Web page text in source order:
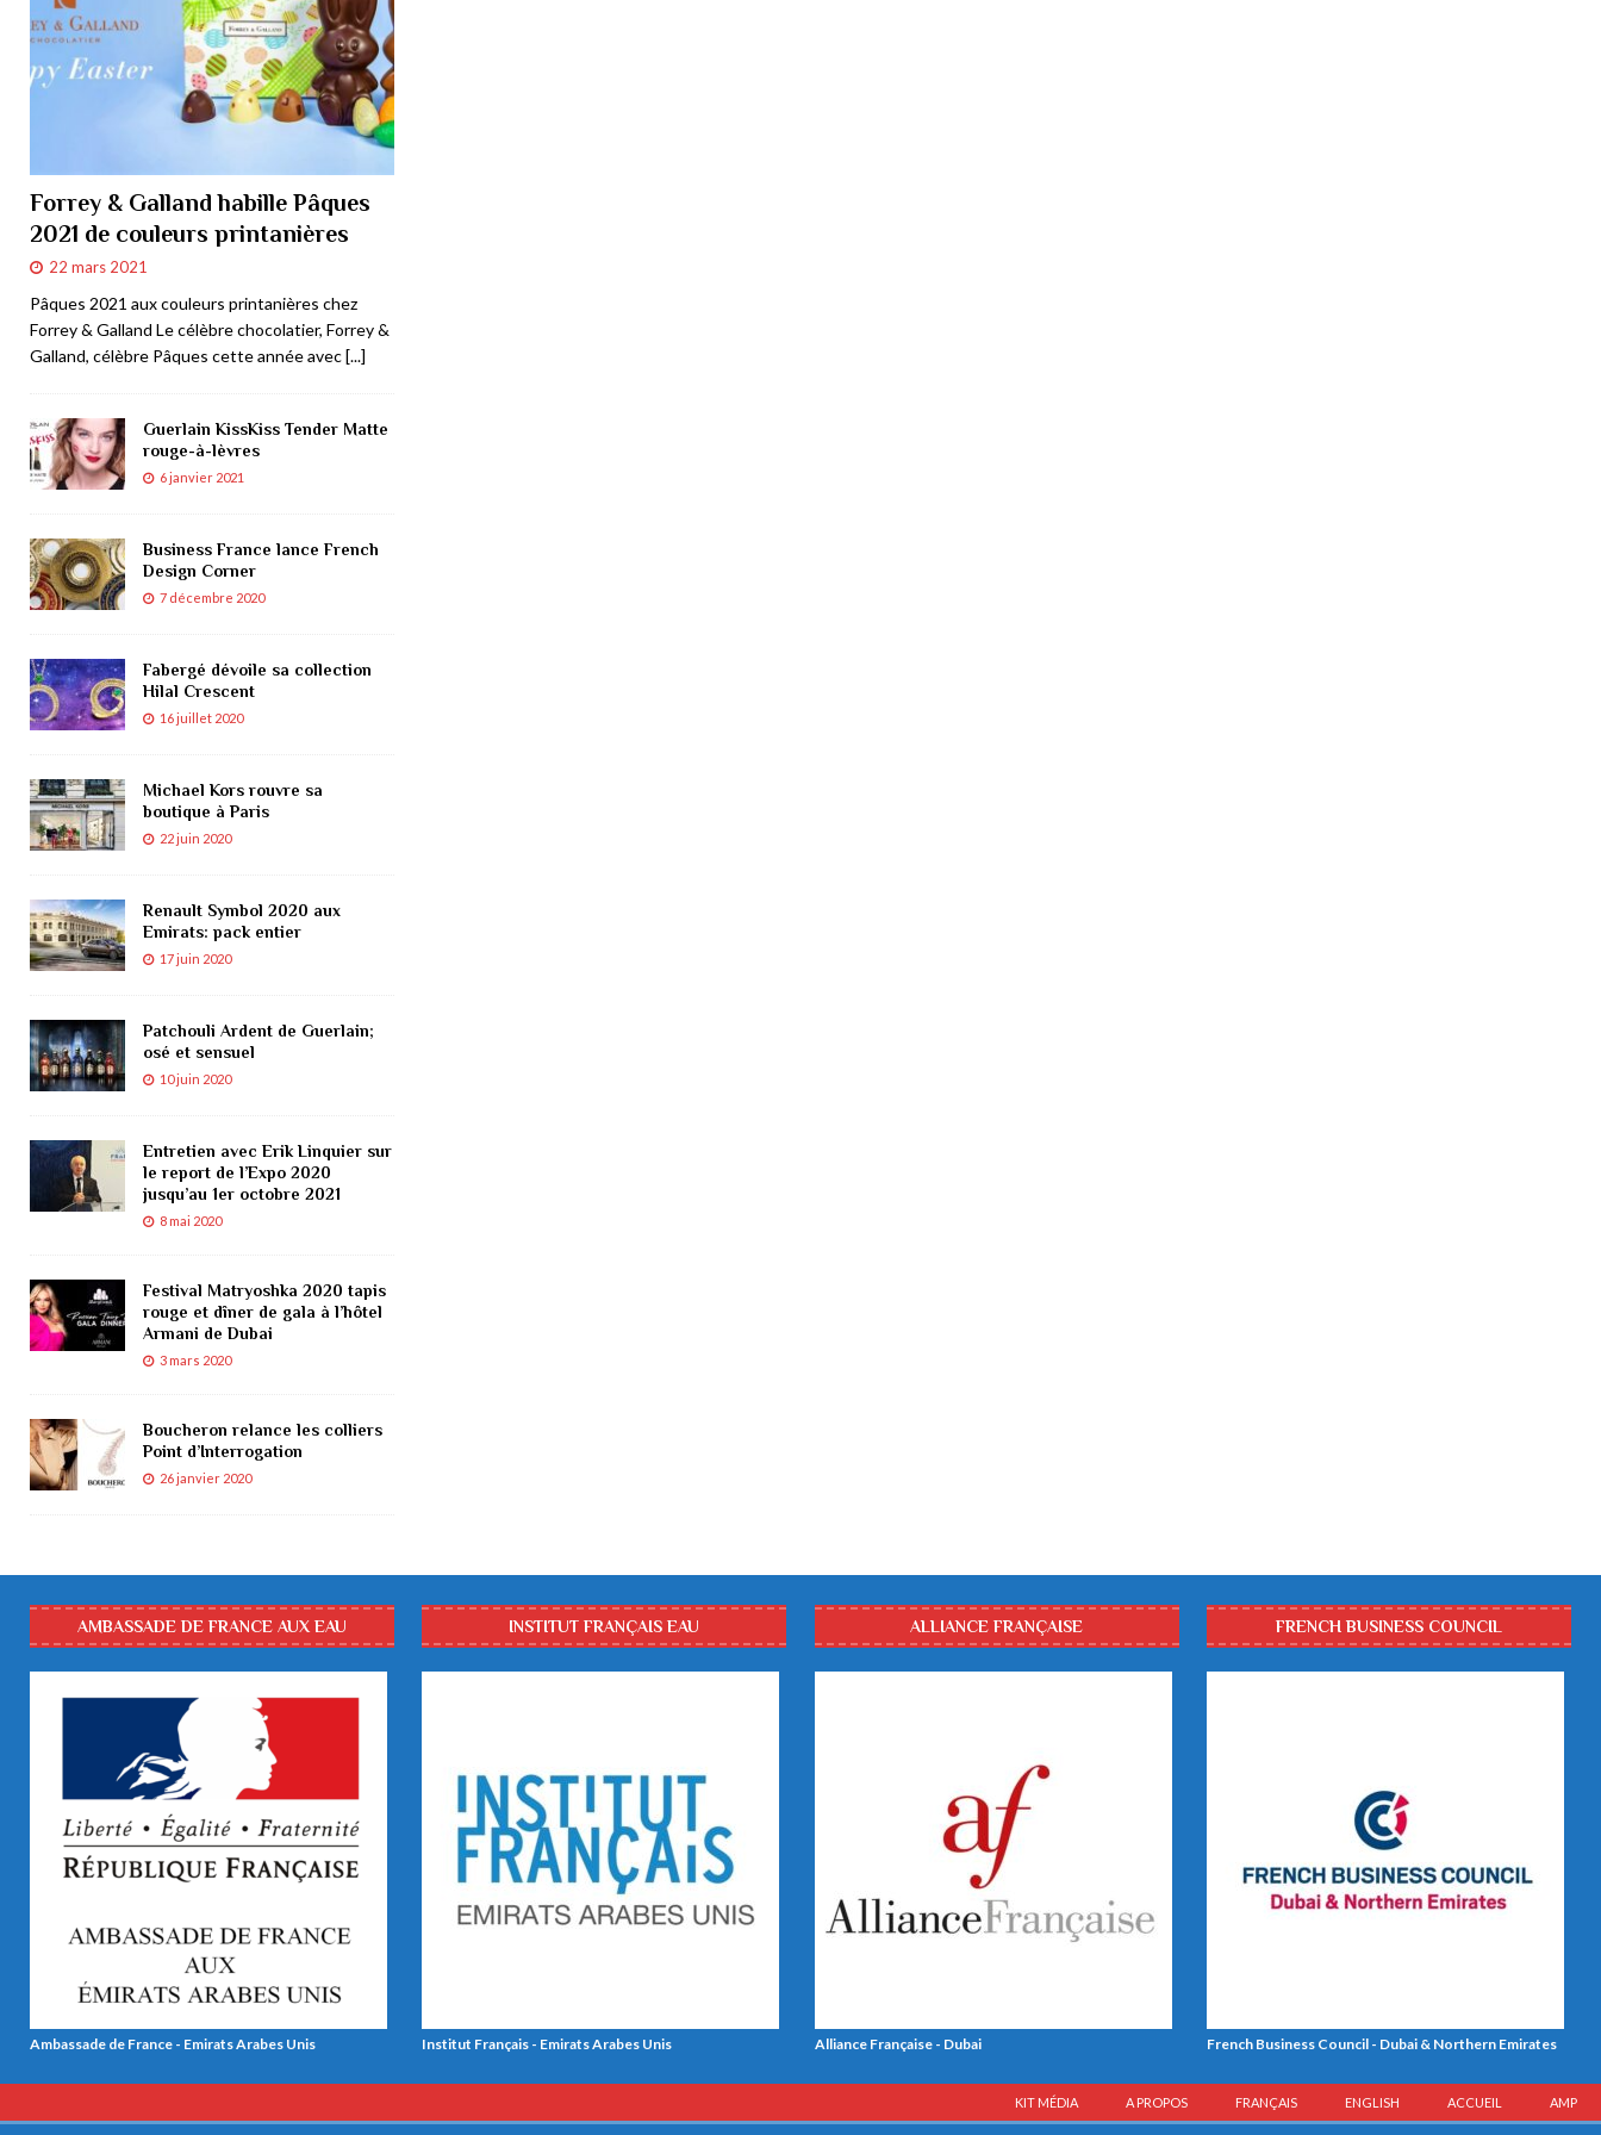
Forrey & Galland habille Pâques
2021 de couleurs printanières
22 mars 2021
Pâques 2021 aux couleurs printanières chez
Forrey & Galland Le célèbre chocolatier, Forrey &
Galland, célèbre Pâques cette année avec[...]
Guerlain KissKiss Tender Matte
rouge-à-lèvres
6 janvier 2021
Business France lance French
Design Corner
7 décembre 2020
Fabergé dévoile sa collection
Hilal Crescent
16 juillet 2020
Michael Kors rouvre sa
boutique à Paris
22 juin 2020
Renault Symbol 2020 aux
Emirats: pack entier
17 juin 2020
Patchouli Ardent de Guerlain;
osé et sensuel
10 juin 2020
Entretien avec Erik Linquier sur
le report de l’Expo 2020
jusqu’au 1er octobre 2021
8 mai 2020
Festival Matryoshka 2020 tapis
rouge et dîner de gala à l’hôtel
Armani de Dubai
3 mars 2020
Boucheron relance les colliers
Point d’Interrogation
26 janvier 2020
AMBASSADE DE FRANCE AUX EAU
Ambassade de France - Emirats Arabes Unis
INSTITUT FRANÇAIS EAU
Institut Français - Emirats Arabes Unis
ALLIANCE FRANÇAISE
Alliance Française - Dubai
FRENCH BUSINESS COUNCIL
French Business Council - Dubai & Northern Emirates
KIT MÉDIA A PROPOS FRANÇAIS ENGLISH ACCUEIL AMP